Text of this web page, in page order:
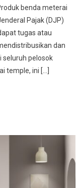
benda meterai
Pajak (DJP)
tugas atau
dan
seluruh pelosok
temple, ini […]